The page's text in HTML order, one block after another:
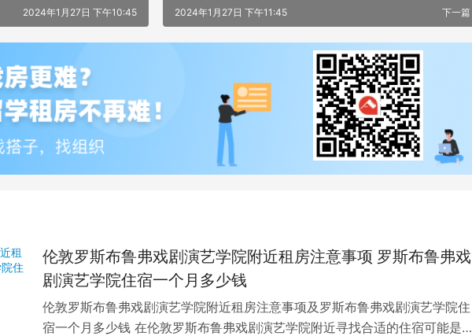
2024年1月27日 下午10:45 下一篇
2024年1月27日 下午11:45
伦敦罗斯布鲁弗戏剧演艺学院附近租房注意事项 罗斯布鲁弗戏
剧演艺学院住宿一个月多少钱
伦敦罗斯布鲁弗戏剧演艺学院附近租房注意事项及罗斯布鲁弗戏剧演艺学院住
宿一个月多少钱 在伦敦罗斯布鲁弗戏剧演艺学院附近寻找合适的住宿可能是留